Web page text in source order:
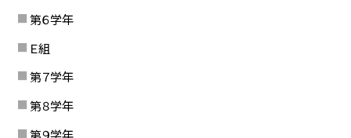
第６学年
Ｅ組
第７学年
第８学年
第９学年